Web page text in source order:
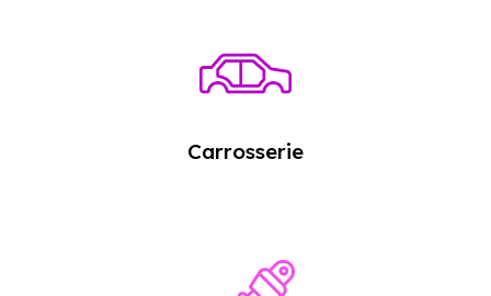
Carrosserie